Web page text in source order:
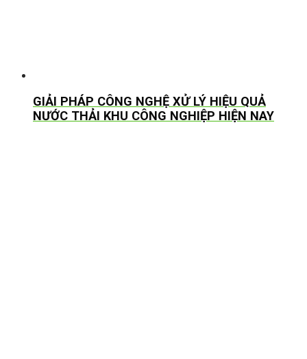
GIẢI PHÁP CÔNG NGHỆ XỬ LÝ HIỆU QUẢ
NƯỚC THẢI KHU CÔNG NGHIỆP HIỆN NAY